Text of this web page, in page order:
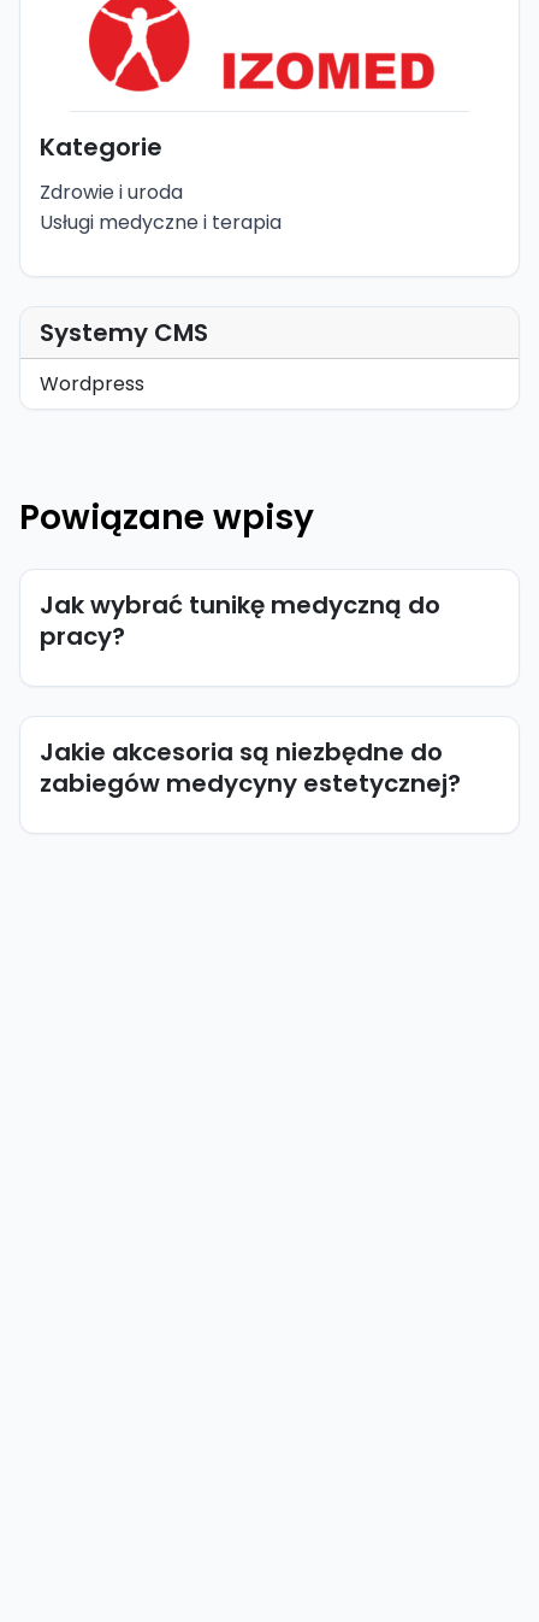
Kategorie
Zdrowie i uroda
Usługi medyczne i terapia
Systemy CMS
Wordpress
Powiązane wpisy
Jak wybrać tunikę medyczną do
pracy?
Jakie akcesoria są niezbędne do
zabiegów medycyny estetycznej?